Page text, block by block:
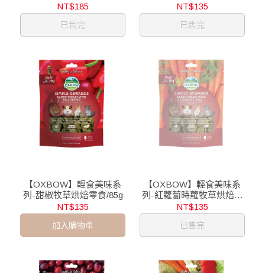
NT$185
已售完
NT$135
已售完
【OXBOW】輕食美味系
列-甜椒牧草烘焙零食/85g
NT$135
加入購物車
【OXBOW】輕食美味系
列-紅蘿蔔時蘿牧草烘焙零
食/85g
NT$135
已售完